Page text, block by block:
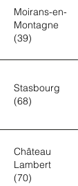
Moirans-en-
Montagne
(39)
Stasbourg
(68)
Château
Lambert
(70)